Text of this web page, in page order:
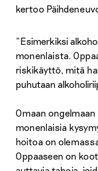
kertoo
”Esimerkiksi
monenlaista.
riskikäyttö, mitä
puhutaan
Omaan
monenlaisia
hoitoa on
Oppaaseen on